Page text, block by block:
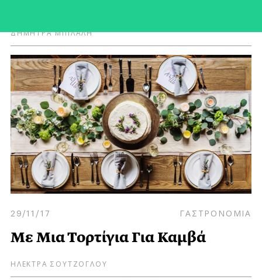
ΔΗΜΗΤΡΑ ΜΠΙΛΑΛΗ
29/11/17 ΓΑΣΤΡΟΝΟΜΙΑ
Με Μια Τορτίγια Για Καμβά
ΗΛΕΚΤΡΑ ΣΟΥΤΖΟΓΛΟΥ